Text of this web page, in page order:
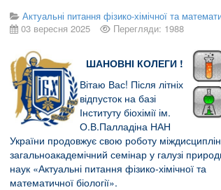
Актуальні питання фізико-хімічної та
03 вересня 2025
Перегляди: 1988
ШАНОВНІ КОЛЕГИ !
Вітаю Вас! Після літніх
відпусток на базі
Інституту біохімії ім.
О.В.Палладіна НАН
України продовжує свою роботу
загальноакадемічний семінар у галузі
наук «Актуальні питання фізико-хімічної та
математичної біології».